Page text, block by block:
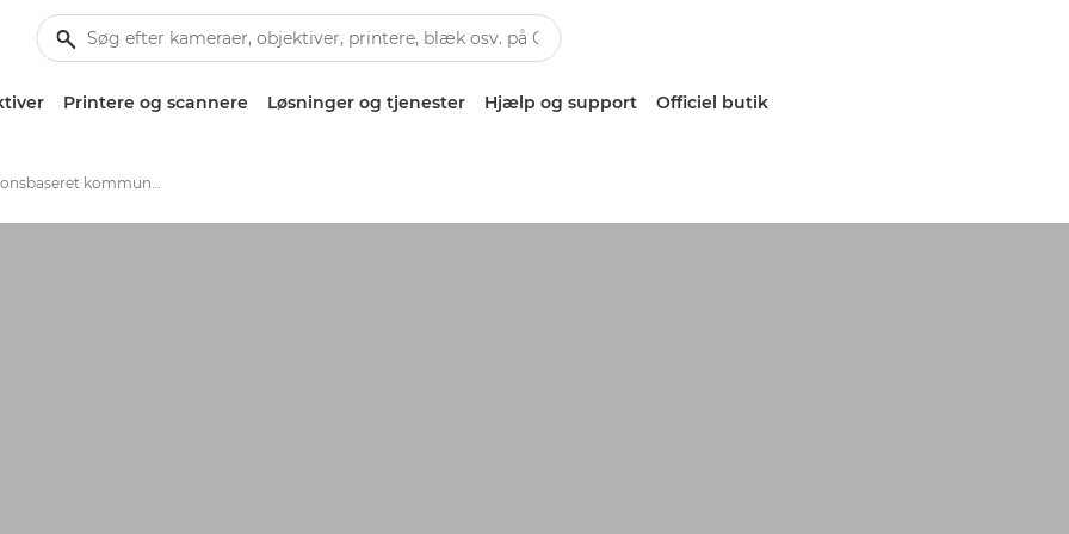
Printere og scannere Løsninger og tjenester Hjælp og support Officiel butik
Transaktionsbaseret kommunikation